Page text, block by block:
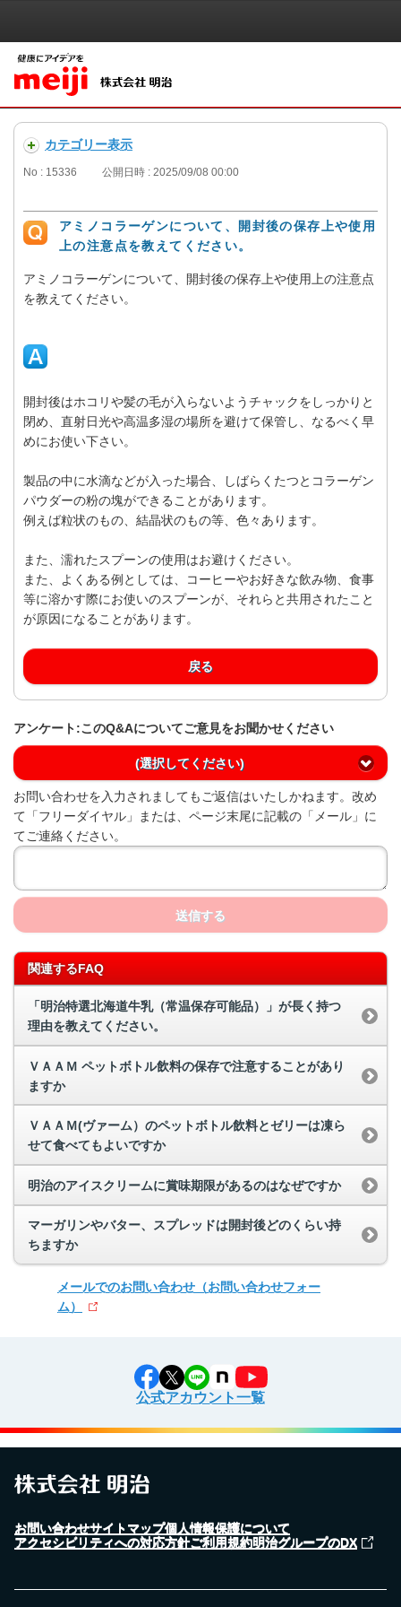
カテゴリー表示
No : 15336 公開日時 : 2025/09/08 00:00
アミノコラーゲンについて、開封後の保存上や使用
上の注意点を教えてください。
アミノコラーゲンについて、開封後の保存上や使用上の注意点
を教えてください。
開封後はホコリや髪の毛が入らないようチャックをしっかりと
閉め、直射日光や高温多湿の場所を避けて保管し、なるべく早
めにお使い下さい。
製品の中に水滴などが入った場合、しばらくたつとコラーゲン
パウダーの粉の塊ができることがあります。
例えば粒状のもの、結晶状のもの等、色々あります。
また、濡れたスプーンの使用はお避けください。
また、よくある例としては、コーヒーやお好きな飲み物、食事
等に溶かす際にお使いのスプーンが、それらと共用されたこと
が原因になることがあります。
戻る
アンケート:このQ&Aについてご意見をお聞かせください
(選択してください)
お問い合わせを入力されましてもご返信はいたしかねます。改め
て「フリーダイヤル」または、ページ末尾に記載の「メール」に
てご連絡ください。
送信する
関連するFAQ
「明治特選北海道牛乳（常温保存可能品）」が長く持つ
理由を教えてください。
ＶＡＡＭ ペットボトル飲料の保存で注意することがあり
ますか
ＶＡＡＭ(ヴァーム）のペットボトル飲料とゼリーは凍ら
せて食べてもよいですか
明治のアイスクリームに賞味期限があるのはなぜですか
マーガリンやバター、スプレッドは開封後どのくらい持
ちますか
メールでのお問い合わせ （お問い合わせフォー
ム）
公式アカウント一覧
お問い合わせサイトマップ個人情報保護について
アクセシビリティへの対応方針ご利用規約明治グループのDX